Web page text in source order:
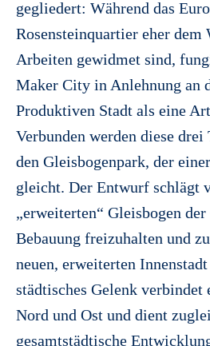
gegliedert: Während das
Rosensteinquartier eher dem
Arbeiten gewidmet sind,
Maker City in Anlehnung an
Produktiven Stadt als eine
Verbunden werden diese
den Gleisbogenpark, der
gleicht. Der Entwurf schlägt
„erweiterten“ Gleisbogen der
Bebauung freizuhalten und
neuen, erweiterten
städtisches Gelenk verbindet
Nord und Ost und dient
gesamtstädtische